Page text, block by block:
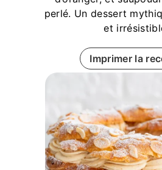
perlé. Un dessert
et
Imprimer la